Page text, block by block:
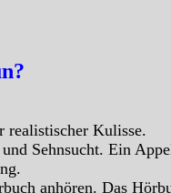
realistischer Kulisse.
Sehnsucht. Ein
anhören. Das